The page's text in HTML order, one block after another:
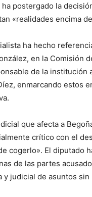
postergado la
«realidades encima
ha hecho
en la Comisión
de la
enmarcando estos
que afecta a
crítico con el
cogerlo». El diputado
de las partes
y judicial de asuntos